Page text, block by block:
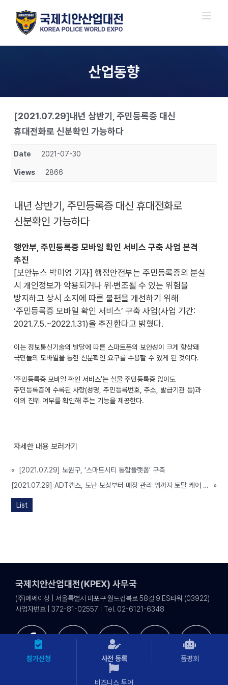
content
산업동향
[2021.07.29]내년 상반기, 주민등록증 대신
휴대전화로 신분확인 가능하다
Date 2021-07-30
Views 2866
내년 상반기, 주민등록증 대신 휴대전화로
신분확인 가능하다
행안부, 주민등록증 모바일 확인 서비스 구축 사업 본격
추진
[보안뉴스 박미영 기자] 행정안전부는 주민등록증의 분실
시 개인정보가 악용되거나 위·변조될 수 있는 위험을
방지하고 상시 소지에 따른 불편을 개선하기 위해
‘주민등록증 모바일 확인 서비스’ 구축 사업(사업 기간:
2021.7.5.~2022.1.31)을 추진한다고 밝혔다.
이는 정보통신기술의 발달에 따른 스마트폰의 보안성이 크게 향상돼
국민들의 모바일을 통한 신분확인 요구를 수용할 수 있게 된 것이다.
‘주민등록증 모바일 확인 서비스’는 실물 주민등록증 없이도
주민등록증에 수록된 사항(성명, 주민등록번호, 주소, 발급기관 등)과
이의 진위 여부를 확인해 주는 기능을 제공한다.
자세한 내용 보러가기
«
[2021.07.29] 노원구, ‘스마트시티 통합플랫폼’ 구축
[2021.07.29] ADT캡스, 도난 보상부터 매장 관리 앱까지 토탈 케어 무인화 솔루션 실현
»
List
참가신청 사전 등록 품평회
비즈니스 투어
국제치안산업대전(KPEX) 사무국
(주)메쎄이상 | 서울특별시 마포구 월드컵북로 58길 9 ES타워 (03922)
사업자번호 | 372-81-02557 | Tel. 02-6121-6348